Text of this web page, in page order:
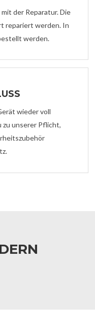
der Reparatur. Die
repariert werden. In
werden.
wieder voll
zu unserer Pflicht,